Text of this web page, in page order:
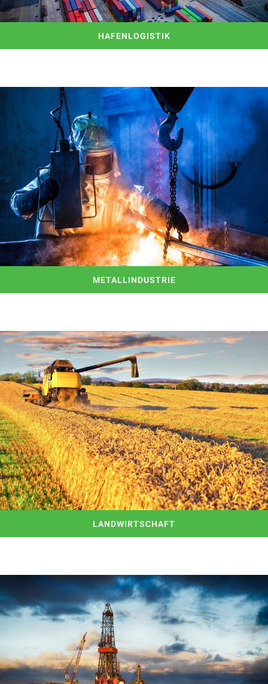
HAFENLOGISTIK
METALLINDUSTRIE
LANDWIRTSCHAFT